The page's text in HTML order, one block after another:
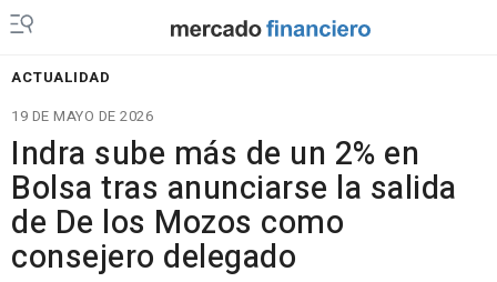
ACTUALIDAD
19 DE MAYO DE 2026
Indra sube más de un 2% en
Bolsa tras anunciarse la salida
de De los Mozos como
consejero delegado